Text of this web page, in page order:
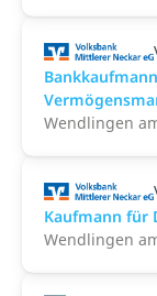
Wendlingen
Kaufmann für
Wendlingen